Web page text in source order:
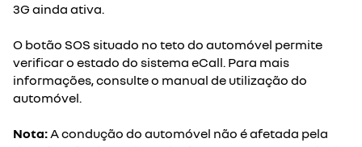
3G ainda ativa.
O botão SOS situado no teto do automóvel permite
verificar o estado do sistema eCall. Para mais
informações, consulte o manual de utilização do
automóvel.
Nota:A condução do automóvel não é afetada pela